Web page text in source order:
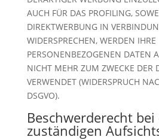
AUCH FÜR DAS PROFILING,
DIREKTWERBUNG IN
WIDERSPRECHEN, WERDEN IHRE
PERSONENBEZOGENEN DATEN
NICHT MEHR ZUM ZWECKE DER
VERWENDET (WIDERSPRUCH
DSGVO).
Beschwerde­recht bei
zuständigen